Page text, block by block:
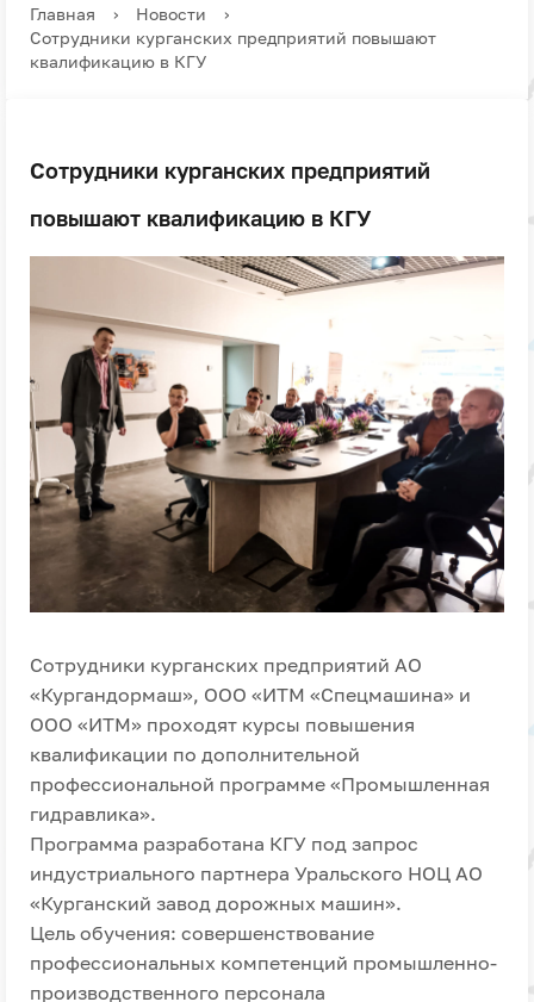
Главная › Новости
›
Сотрудники курганских предприятий повышают
квалификацию в КГУ
Сотрудники курганских предприятий
повышают квалификацию в КГУ
Сотрудники курганских предприятий АО
«Кургандормаш», ООО «ИТМ «Спецмашина» и
ООО «ИТМ» проходят курсы повышения
квалификации по дополнительной
профессиональной программе «Промышленная
гидравлика».
Программа разработана КГУ под запрос
индустриального партнера Уральского НОЦ АО
«Курганский завод дорожных машин».
Цель обучения: совершенствование
профессиональных компетенций промышленно-
производственного персонала